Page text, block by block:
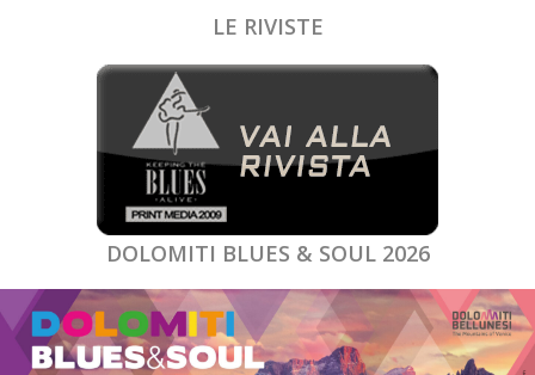
LE RIVISTE
DOLOMITI BLUES & SOUL 2026